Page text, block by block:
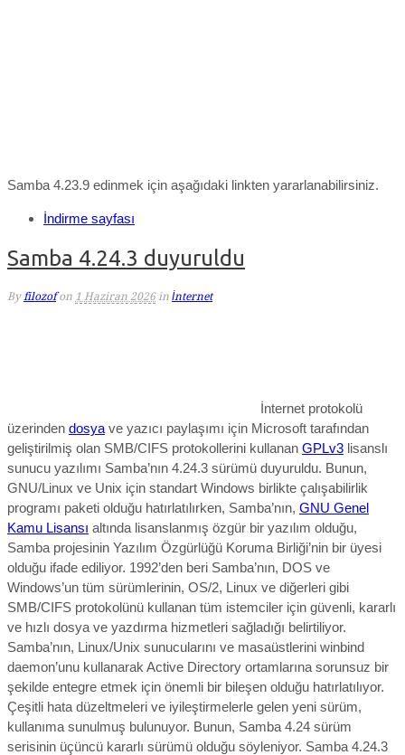
Samba 4.23.9 edinmek için aşağıdaki linkten yararlanabilirsiniz.
İndirme sayfası
Samba 4.24.3 duyuruldu
By filozof on 1 Haziran 2026 in İnternet
İnternet protokolü
üzerinden dosya ve yazıcı paylaşımı için Microsoft tarafından
geliştirilmiş olan SMB/CIFS protokollerini kullanan GPLv3 lisanslı
sunucu yazılımı Samba’nın 4.24.3 sürümü duyuruldu. Bunun,
GNU/Linux ve Unix için standart Windows birlikte çalışabilirlik
programı paketi olduğu hatırlatılırken, Samba’nın, GNU Genel
Kamu Lisansı altında lisanslanmış özgür bir yazılım olduğu,
Samba projesinin Yazılım Özgürlüğü Koruma Birliği’nin bir üyesi
olduğu ifade ediliyor. 1992’den beri Samba’nın, DOS ve
Windows’un tüm sürümlerinin, OS/2, Linux ve diğerleri gibi
SMB/CIFS protokolünü kullanan tüm istemciler için güvenli, kararlı
ve hızlı dosya ve yazdırma hizmetleri sağladığı belirtiliyor.
Samba’nın, Linux/Unix sunucularını ve masaüstlerini winbind
daemon’unu kullanarak Active Directory ortamlarına sorunsuz bir
şekilde entegre etmek için önemli bir bileşen olduğu hatırlatılıyor.
Çeşitli hata düzeltmeleri ve iyileştirmelerle gelen yeni sürüm,
kullanıma sunulmuş bulunuyor. Bunun, Samba 4.24 sürüm
serisinin üçüncü kararlı sürümü olduğu söyleniyor. Samba 4.24.3